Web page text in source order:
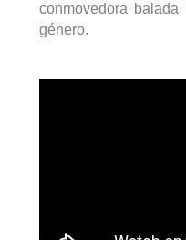
conmovedora
género.